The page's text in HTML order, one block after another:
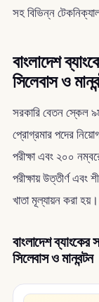
সহ বিভিন্ন
বাংলাদেশ
সিলেবাস ও
সরকারি বেতন স্কেল
প্রোগ্রমার পদের
পরীক্ষা এবং ২০০
পরীক্ষায় উত্তীর্ণ এবং
খাতা মূল্যায়ন করা হয়।
বাংলাদেশ
সিলেবাস ও মানবন্টন